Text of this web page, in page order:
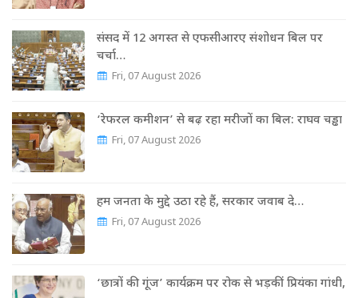
संसद में 12 अगस्त से एफसीआरए संशोधन बिल पर
चर्चा…
Fri, 07 August 2026
‘रेफरल कमीशन’ से बढ़ रहा मरीजों का बिल: राघव चड्ढा
Fri, 07 August 2026
हम जनता के मुद्दे उठा रहे हैं, सरकार जवाब दे…
Fri, 07 August 2026
‘छात्रों की गूंज’ कार्यक्रम पर रोक से भड़कीं प्रियंका गांधी,